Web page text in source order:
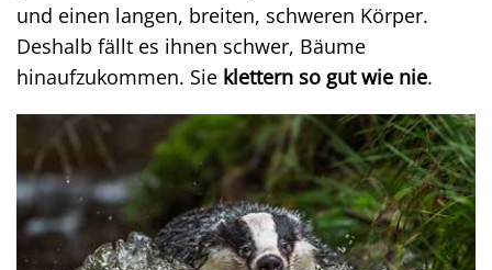
und einen langen, breiten, schweren Körper.
Deshalb fällt es ihnen schwer, Bäume
hinaufzukommen. Sie klettern so gut wie nie.